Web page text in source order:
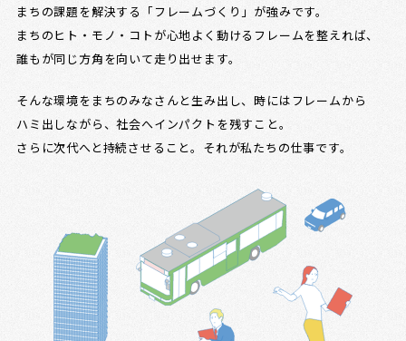
まちの課題を解決する「フレームづくり」が強みです。
まちのヒト・モノ・コトが心地よく動けるフレームを整えれば、
誰もが同じ方角を向いて走り出せます。
そんな環境をまちのみなさんと生み出し、時にはフレームから
ハミ出しながら、社会へインパクトを残すこと。
さらに次代へと持続させること。それが私たちの仕事です。